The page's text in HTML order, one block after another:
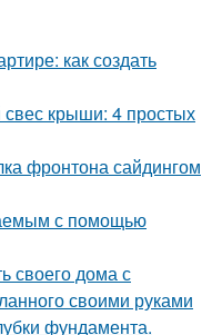
как создать
крыши: 4 простых
фронтона сайдингом
с помощью
своего дома с
своими руками
фундамента.